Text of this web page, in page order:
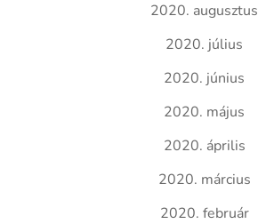
2020. augusztus
2020. július
2020. június
2020. május
2020. április
2020. március
2020. február